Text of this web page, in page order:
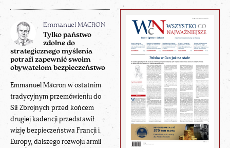
Emmanuel MACRON
Tylko państwo
zdolne do
strategicznego myślenia
potrafi zapewnić swoim
obywatelom bezpieczeństwo
Emmanuel Macron w ostatnim
tradycyjnym przemówieniu do
Sił Zbrojnych przed końcem
drugiej kadencji przedstawił
wizję bezpieczeństwa Francji i
Europy, dalszego rozwoju armii